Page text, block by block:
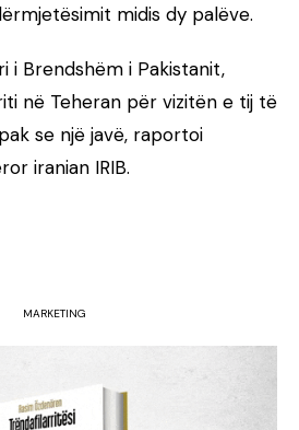
midis dy palëve.
i Brendshëm i Pakistanit,
në Teheran për vizitën e tij të
se një javë, raportoi
iranian IRIB.
MARKETING